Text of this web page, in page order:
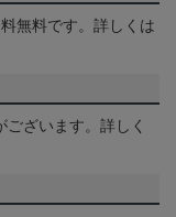
無料です。詳しくは
ざいます。詳しく